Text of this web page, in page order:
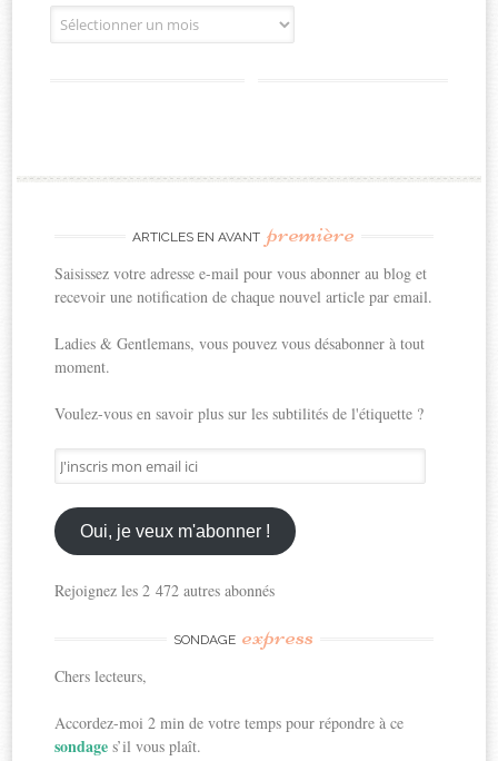
Archives
ARTICLES EN AVANT première
Saisissez votre adresse e-mail pour vous abonner au blog et
recevoir une notification de chaque nouvel article par email.
Ladies & Gentlemans, vous pouvez vous désabonner à tout
moment.
Voulez-vous en savoir plus sur les subtilités de l'étiquette ?
J'inscris
mon
email
ici
Oui, je veux m'abonner !
Rejoignez les 2 472 autres abonnés
SONDAGE express
Chers lecteurs,
Accordez-moi 2 min de votre temps pour répondre à ce
sondages’il vous plaît.